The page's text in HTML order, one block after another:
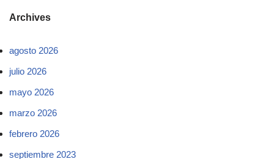
Archives
agosto 2026
julio 2026
mayo 2026
marzo 2026
febrero 2026
septiembre 2023